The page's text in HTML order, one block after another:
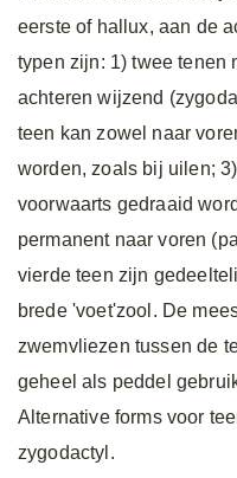
eerste of hallux, aan de
typen zijn: 1) twee tenen
achteren wijzend
teen kan zowel naar
worden, zoals bij uilen;
voorwaarts gedraaid
permanent naar voren
vierde teen zijn
brede 'voet'zool. De
zwemvliezen tussen de
geheel als peddel
Alternative forms voor
zygodactyl.